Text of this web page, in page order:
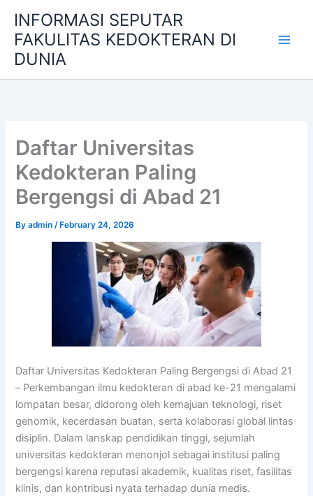
content
INFORMASI SEPUTAR
FAKULITAS KEDOKTERAN DI
DUNIA
Daftar Universitas
Kedokteran Paling
Bergengsi di Abad 21
Byadmin/ February 24, 2026
Daftar Universitas Kedokteran Paling Bergengsi di Abad 21
– Perkembangan ilmu kedokteran di abad ke-21 mengalami
lompatan besar, didorong oleh kemajuan teknologi, riset
genomik, kecerdasan buatan, serta kolaborasi global lintas
disiplin. Dalam lanskap pendidikan tinggi, sejumlah
universitas kedokteran menonjol sebagai institusi paling
bergengsi karena reputasi akademik, kualitas riset, fasilitas
klinis, dan kontribusi nyata terhadap dunia medis.